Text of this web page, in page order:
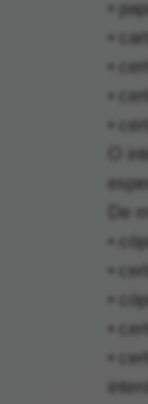
•
•
•
•
•
O
De
•
•
•
•
•